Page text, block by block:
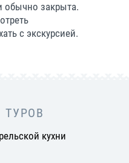
обычно закрыта.
с экскурсией.